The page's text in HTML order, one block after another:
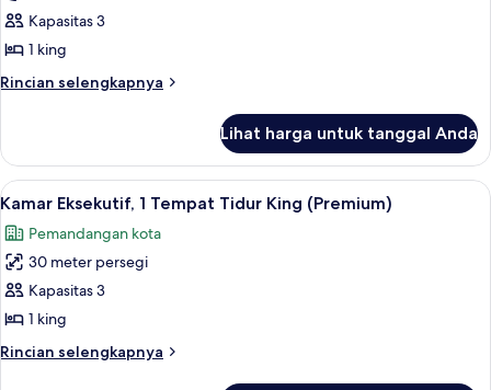
Eksekutif,
1
Tidur
Kapasitas 3
1 king
Rincian selengkapnya
Rincian
Suite
Eksekutif,
1
Tidur
King
Lihat harga untuk tanggal Anda
Lihat
semua
foto
untuk
Kamar
Eksekutif,
1
Tempat
Selimut bulu angsa, brankas, meja
13
Kamar Eksekutif, 1 Tempat Tidur King (Premium)
Pemandangan kota
30 meter persegi
Kapasitas 3
1 king
Rincian selengkapnya
Rincian